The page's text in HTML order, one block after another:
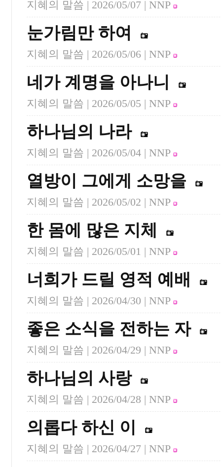
지혜의 말씀 | 2026/05/07 | NNP
눈가림만 하여
지혜의 말씀 | 2026/05/06 | NNP
네가 계명을 아나니
지혜의 말씀 | 2026/05/05 | NNP
하나님의 나라
지혜의 말씀 | 2026/05/04 | NNP
열방이 그에게 소망을
지혜의 말씀 | 2026/05/02 | NNP
한 몸에 많은 지체
지혜의 말씀 | 2026/05/01 | NNP
너희가 드릴 영적 예배
지혜의 말씀 | 2026/04/30 | NNP
좋은 소식을 전하는 자
지혜의 말씀 | 2026/04/29 | NNP
하나님의 사랑
지혜의 말씀 | 2026/04/28 | NNP
의롭다 하신 이
지혜의 말씀 | 2026/04/27 | NNP